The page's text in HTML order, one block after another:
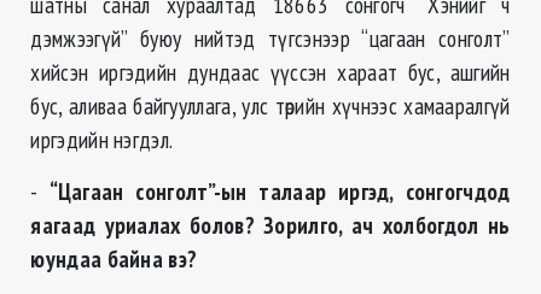
дэмжээгүй” буюу нийтэд түгсэнээр “цагаан сонголт”
хийсэн иргэдийн дундаас үүссэн хараат бус, ашгийн
бус, аливаа байгууллага, улс төрийн хүчнээс хамааралгүй
иргэдийн нэгдэл.
- “Цагаан сонголт”-ын талаар иргэд, сонгогчдод
яагаад уриалах болов? Зорилго, ач холбогдол нь
юундаа байна вэ?